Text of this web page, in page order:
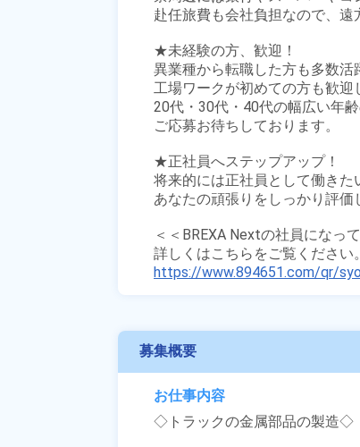
赴任旅費も会社負担なので、遠
★未経験の方、歓迎！
異業種から転職した方も多数活
工場ワークが初めての方も歓迎
20代・30代・40代の幅広い年齢
ご応募お待ちしております。
★正社員へステップアップ！
将来的には正社員として働き
あなたの頑張りをしっかり評価
＜＜BREXA Nextの社員になっ
https://www.894651.com/qr/
募集概要
お仕事内容
◇トラックの金属部品の製造◇